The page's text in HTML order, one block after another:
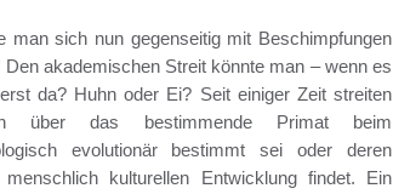
man sich nun gegenseitig mit Beschimpfungen
akademischen Streit könnte man – wenn es
da? Huhn oder Ei? Seit einiger Zeit streiten
über das bestimmende Primat beim
evolutionär bestimmt sei oder deren
kulturellen Entwicklung findet. Ein